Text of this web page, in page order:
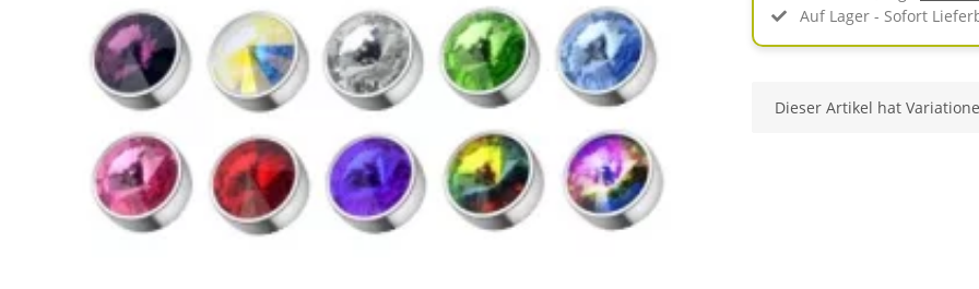
Auf Lager - Sofort
x
Dieser Artikel hat